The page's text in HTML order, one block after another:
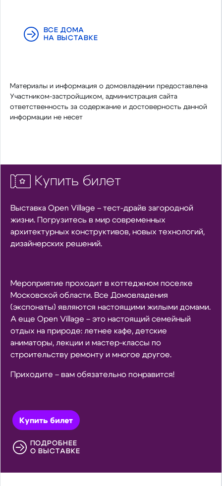
ВСЕ ДОМА
НА ВЫСТАВКЕ
Материалы и информация о домовладении предоставлена
Участником-застройщиком, администрация сайта
ответственность за содержание и достоверность данной
информации не несет
Купить билет
Выставка Open Village – тест-драйв загородной
жизни. Погрузитесь в мир современных
архитектурных конструктивов, новых технологий,
дизайнерских решений.
Мероприятие проходит в коттеджном поселке
Московской области. Все Домовладения
(экспонаты) являются настоящими жилыми домами.
А еще Open Village – это настоящий семейный
отдых на природе: летнее кафе, детские
аниматоры, лекции и мастер-классы по
строительству ремонту и многое другое.
Приходите – вам обязательно понравится!
Купить билет
ПОДРОБНЕЕ
О ВЫСТАВКЕ